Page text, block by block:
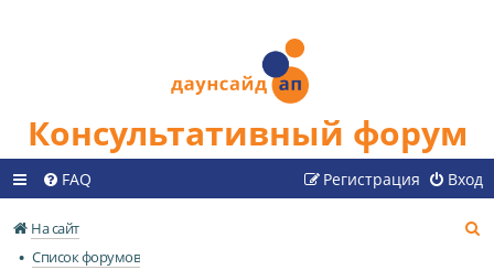
Консультативный форум
FAQ Вход
Регистрация
На сайт
Список форумов